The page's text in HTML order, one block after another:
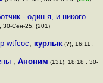
- один я, и никого
30-Сен-25, (201)
wtfcoc, курлык (?), 16:11 ,
, Аноним (131), 18:18 , 30-